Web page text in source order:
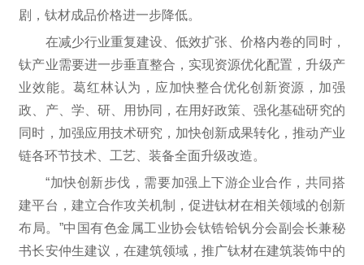
剧，钛材成品价格进一步降低。
在减少行业重复建设、低效扩张、价格内卷的同时，
钛产业需要进一步垂直整合，实现资源优化配置，升级产
业效能。葛红林认为，应加快整合优化创新资源，加强
政、产、学、研、用协同，在用好政策、强化基础研究的
同时，加强应用技术研究，加快创新成果转化，推动产业
链各环节技术、工艺、装备全面升级改造。
“加快创新步伐，需要加强上下游企业合作，共同搭
建平台，建立合作攻关机制，促进钛材在相关领域的创新
布局。”中国有色金属工业协会钛锆铪钒分会副会长兼秘
书长安仲生建议，在建筑领域，推广钛材在建筑装饰中的